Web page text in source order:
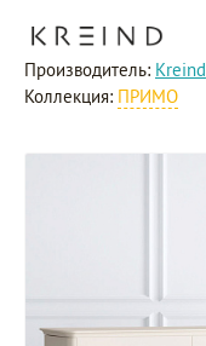
Производитель: Kreind
Коллекция: ПРИМО